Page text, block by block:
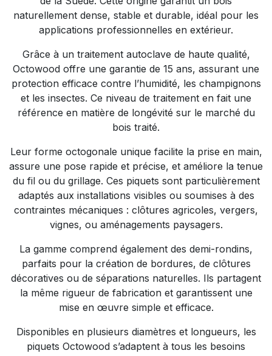
naturellement dense, stable et durable, idéal pour les
applications professionnelles en extérieur.
Grâce à un traitement autoclave de haute qualité,
Octowood offre une garantie de 15 ans, assurant une
protection efficace contre l’humidité, les champignons
et les insectes. Ce niveau de traitement en fait une
référence en matière de longévité sur le marché du
bois traité.
Leur forme octogonale unique facilite la prise en main,
assure une pose rapide et précise, et améliore la tenue
du fil ou du grillage. Ces piquets sont particulièrement
adaptés aux installations visibles ou soumises à des
contraintes mécaniques : clôtures agricoles, vergers,
vignes, ou aménagements paysagers.
La gamme comprend également des demi-rondins,
parfaits pour la création de bordures, de clôtures
décoratives ou de séparations naturelles. Ils partagent
la même rigueur de fabrication et garantissent une
mise en œuvre simple et efficace.
Disponibles en plusieurs diamètres et longueurs, les
piquets Octowood s’adaptent à tous les besoins